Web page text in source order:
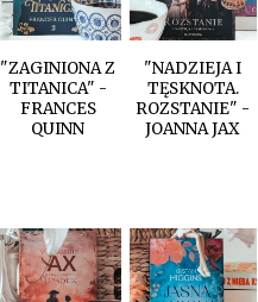
"ZAGINIONA Z
TITANICA" -
FRANCES
QUINN
"NADZIEJA I
TĘSKNOTA.
ROZSTANIE" -
JOANNA JAX